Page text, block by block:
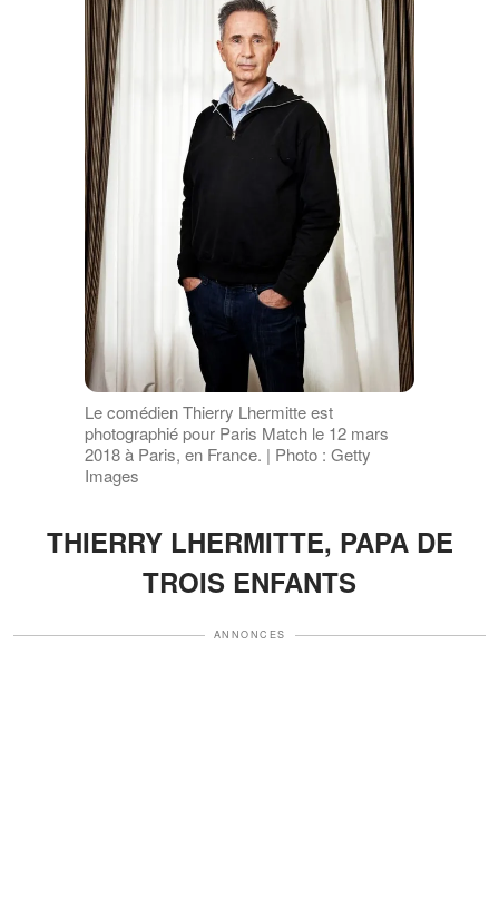
Le comédien Thierry Lhermitte est
photographié pour Paris Match le 12 mars
2018 à Paris, en France. | Photo : Getty
Images
THIERRY LHERMITTE, PAPA DE
TROIS ENFANTS
ANNONCES